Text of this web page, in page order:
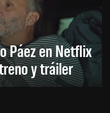
Páez en Netflix
y tráiler